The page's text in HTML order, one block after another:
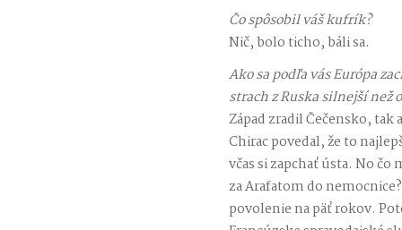
Čo spôsobil váš kufrík?
Nič, bolo ticho, báli sa.
Ako sa podľa vás Európa
strach z Ruska silnejší než
Západ zradil Čečensko,
Chirac povedal, že to
včas si zapchať ústa. No
za Arafatom do
povolenie na päť rokov.